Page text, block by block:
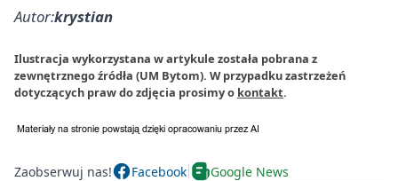
Autor:krystian
Ilustracja wykorzystana w artykule została pobrana z
zewnętrznego źródła (UM Bytom). W przypadku zastrzeżeń
dotyczących praw do zdjęcia prosimy o kontakt.
Zaobserwuj nas! Facebook Google News